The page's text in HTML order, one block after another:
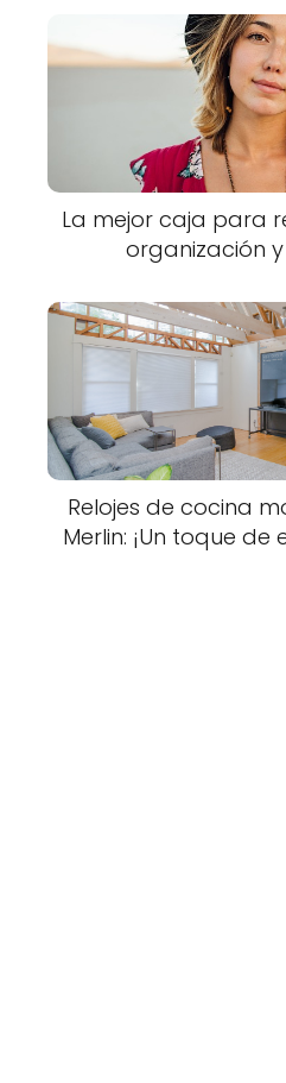
La mejor caja para
organización
Relojes de cocina
Merlin: ¡Un toque